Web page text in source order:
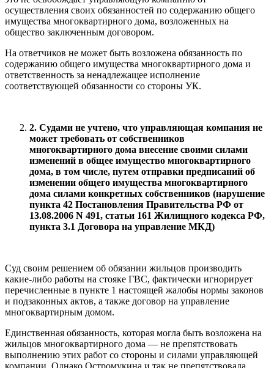
осуществления своих обязанностей по содержанию общего
имущества многоквартирного дома, возложенных на
общество заключенным договором.
На ответчиков не может быть возложена обязанность по
содержанию общего имущества многоквартирного дома и
ответственность за ненадлежащее исполнение
соответствующей обязанности со стороны УК.
2. Судами не учтено, что управляющая компания не
может требовать от собственников
многоквартирного дома внесение своими силами
изменений в общее имущество многоквартирного
дома, в том числе, путем отправки предписаний об
изменении общего имущества многоквартирного
дома силами конкретных собственников (нарушение
пункта 42 Постановления Правительства РФ от
13.08.2006 N 491, статьи 161 Жилищного кодекса РФ,
пункта 3.1 Договора на управление МКД)
Суд своим решением об обязании жильцов производить
какие-либо работы на стояке ГВС, фактически игнорирует
перечисленные в пункте 1 настоящей жалобы нормы законов
и подзаконных актов, а также договор на управление
многоквартирным домом.
Единственная обязанность, которая могла быть возложена на
жильцов многоквартирного дома — не препятствовать
выполнению этих работ со стороны и силами управляющей
компании. Однако Остромукина и так не препятствовала